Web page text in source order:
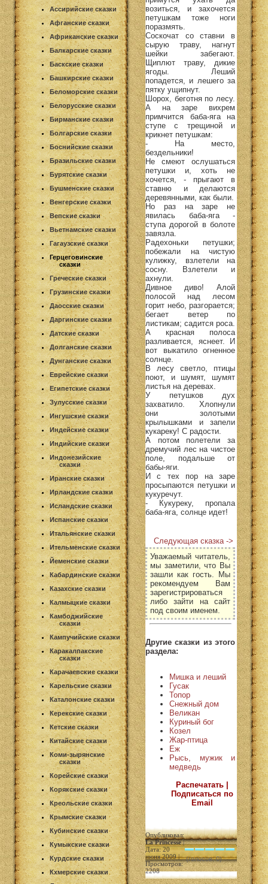
Ассирийские сказки
Афганские сказки
Африканские сказки
Балкарские сказки
Баскские сказки
Башкирские сказки
Беломорские сказки
Белорусские сказки
Бирманские сказки
Болгарские сказки
Боснийские сказки
Бразильские сказки
Бурятские сказки
Бушменские сказки
Венгерские сказки
Вепские сказки
Вьетнамские сказки
Гагаузские сказки
Герцеговинские
сказки
Греческие сказки
Грузинские сказки
Даосские сказки
Даргинские сказки
Датские сказки
Долганские сказки
Дунганские сказки
Еврейские сказки
Египетские сказки
Зулусские сказки
Ингушские сказки
Индейские сказки
Индийские сказки
Индонезийские
сказки
Иранские сказки
Ирландские сказки
Исландские сказки
Испанские сказки
Итальянские сказки
Ительменские сказки
Йеменские сказки
Кабардинские сказки
Казахские сказки
Калмыцкие сказки
Камбоджийские
сказки
Кампучийские сказки
Каракалпакские
сказки
Карачаевские сказки
Карельские сказки
Каталонские сказки
Керекские сказки
Кетские сказки
Китайские сказки
Коми-зырянские
сказки
Корейские сказки
Корякские сказки
Креольские сказки
Крымские сказки
Кубинские сказки
Кумыкские сказки
Курдские сказки
Кхмерские сказки
возиться, и захочется
петушкам тоже ноги
поразмять.
Соскочат со ставни в
сырую траву, нагнут
шейки забегают.
Щиплют траву, дикие
ягоды. Леший
попадется, и лешего за
пятку ущипнут.
Шорох, беготня по лесу.
А на заре вихрем
примчится баба-яга на
ступе с трещиной и
крикнет петушкам:
- На место,
бездельники!
Не смеют ослушаться
петушки и, хоть не
хочется, - прыгают в
ставню и делаются
деревянными, как были.
Но раз на заре не
явилась баба-яга -
ступа дорогой в болоте
завязла.
Радехоньки петушки;
побежали на чистую
кулижку, взлетели на
сосну. Взлетели и
ахнули.
Дивное диво! Алой
полосой над лесом
горит небо, разгорается;
бегает ветер по
листикам; садится роса.
А красная полоса
разливается, яснеет. И
вот выкатило огненное
солнце.
В лесу светло, птицы
поют, и шумят, шумят
листья на деревах.
У петушков дух
захватило. Хлопнули
они золотыми
крылышками и запели
кукареку! С радости.
А потом полетели за
дремучий лес на чистое
поле, подальше от
бабы-яги.
И с тех пор на заре
просыпаются петушки и
кукуречут.
- Кукуреку, пропала
баба-яга, солнце идет!
Следующая сказка ->
Уважаемый читатель,
мы заметили, что Вы
зашли как гость. Мы
рекомендуем Вам
зарегистрироваться
либо зайти на сайт
под своим именем.
Другие сказки из этого
раздела:
Мишка и леший
Гусак
Топор
Снежный дом
Великан
Куриный бог
Козел
Жар-птица
Еж
Рысь, мужик и
медведь
Распечатать |
Подписаться по
Email
Опубликовал:
La Princesse|
Дата: 20
июня 2009 |
Просмотров:
2208
(голосов: 0)